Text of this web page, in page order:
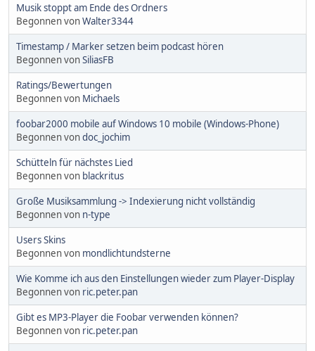
Musik stoppt am Ende des Ordners
Begonnen vonWalter3344
Timestamp / Marker setzen beim podcast hören
Begonnen vonSiliasFB
Ratings/Bewertungen
Begonnen von Michaels
foobar2000 mobile auf Windows 10 mobile (Windows-Phone)
Begonnen vondoc_jochim
Schütteln für nächstes Lied
Begonnen von blackritus
Große Musiksammlung -> Indexierung nicht vollständig
Begonnen von n-type
Users Skins
Begonnen von mondlichtundsterne
Wie Komme ich aus den Einstellungen wieder zum Player-Display
Begonnen von ric.peter.pan
Gibt es MP3-Player die Foobar verwenden können?
Begonnen von ric.peter.pan